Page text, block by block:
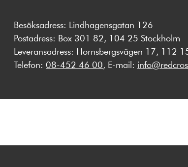
Besöksadress: Lindhagensgatan 126
Postadress: Box 301 82, 104 25 Stockholm
Leveransadress: Hornsbergsvägen 17, 112
Telefon: 08-452 46 00, E-mail: